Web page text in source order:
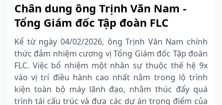
Chân dung ông Trịnh Văn Nam -
Tổng Giám đốc Tập đoàn FLC
Kể từ ngày 04/02/2026, ông Trịnh Văn Nam chính
thức đảm nhiệm cương vị Tổng Giám đốc Tập đoàn
FLC. Việc bổ nhiệm một nhân sự thuộc thế hệ 9x
vào vị trí điều hành cao nhất nằm trong lộ trình
kiện toàn bộ máy lãnh đạo, nhằm thúc đẩy quá
trình tái cấu trúc và đưa các dự án trọng điểm của